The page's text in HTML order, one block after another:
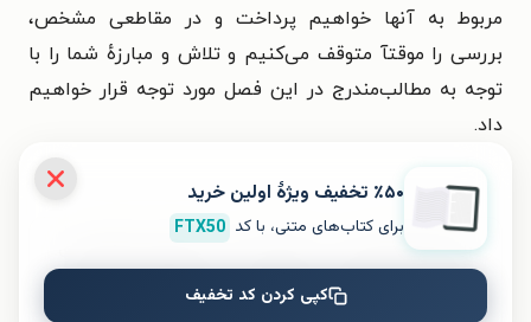
مربوط به آنها خواهیم پرداخت و در مقاطعی مشخص،
بررسی را موقتآ متوقف می‌کنیم و تلاش و مبارزهٔ شما را با
توجه به مطالب‌مندرج در این فصل مورد توجه قرار خواهیم
داد.
برای تجربه‌ای بهتر در دانلود کتاب سه قانون عملکرد برای
به‌صورت رایگان نصب کنید. در اپلیکیشن می‌توانید
٪۵۰ تخفیف ویژۀ اولین خرید
برای کتاب‌های متنی، با کد FTX50
کپی کردن کد تخفیف